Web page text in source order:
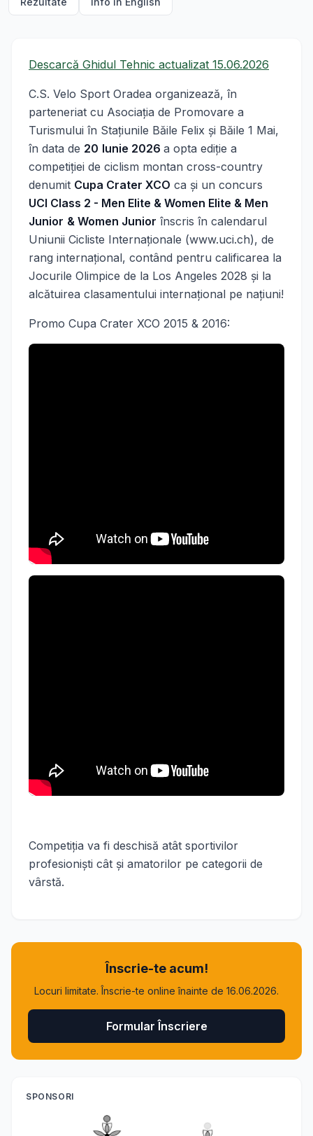
Descarcă Ghidul Tehnic actualizat 15.06.2026
C.S. Velo Sport Oradea organizează, în
parteneriat cu Asociația de Promovare a
Turismului în Stațiunile Băile Felix și Băile 1 Mai,
în data de 20 Iunie 2026 a opta ediţie a
competiţiei de ciclism montan cross-country
denumit Cupa Crater XCO ca şi un concurs
UCI Class 2 - Men Elite & Women Elite & Men
Junior & Women Junior înscris în calendarul
Uniunii Cicliste Internaţionale (www.uci.ch), de
rang internaţional, contând pentru calificarea la
Jocurile Olimpice de la Los Angeles 2028 și la
alcătuirea clasamentului internaţional pe naţiuni!
Promo Cupa Crater XCO 2015 & 2016:
Competiţia va fi deschisă atât sportivilor
profesionişti cât şi amatorilor pe categorii de
vârstă.
Înscrie-te acum!
Locuri limitate. Înscrie-te online înainte de 16.06.2026.
Formular Înscriere
SPONSORI